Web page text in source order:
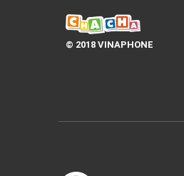
© 2018 VINAPHONE